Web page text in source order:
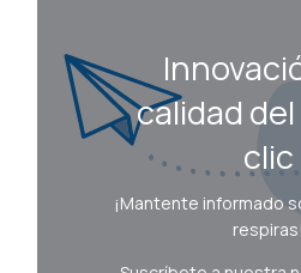
calidad del
clic
¡Mantente informado
respiras!